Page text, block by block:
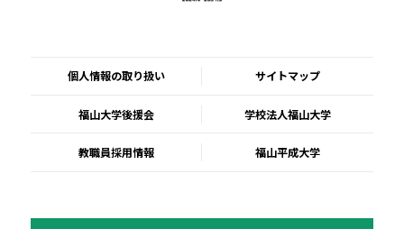
個人情報の取り扱い サイトマップ
福山大学後援会 学校法人福山大学
教職員採用情報 福山平成大学